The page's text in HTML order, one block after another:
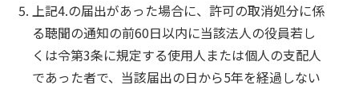
上記4.の届出があった場合に、許可の取消処分に係
る聴聞の通知の前60日以内に当該法人の役員若し
くは令第3条に規定する使用人または個人の支配人
であった者で、当該届出の日から5年を経過しない